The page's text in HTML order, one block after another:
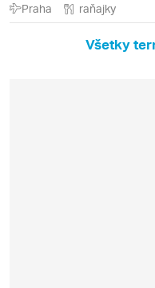
Praha raňajky
Všetky